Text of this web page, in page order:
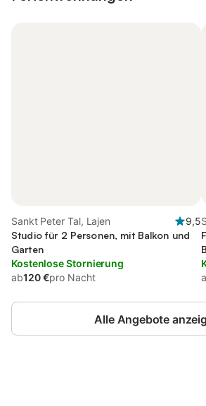
Sankt Peter Tal, Lajen
9,5
Studio für 2 Personen, mit Balkon und
Garten
Kostenlose Stornierung
ab120 €pro Nacht
Alle Angebote